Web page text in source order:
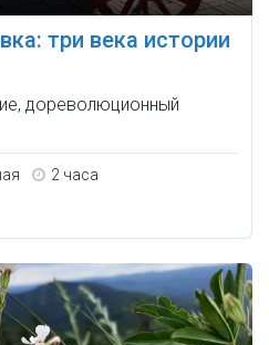
три века истории
дореволюционный
2 часа